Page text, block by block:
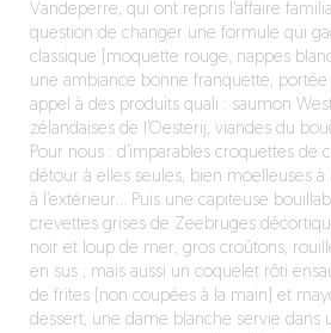
Vandeperre, qui ont repris l’affaire
question de changer une formule qui
classique (moquette rouge, nappes
une ambiance bonne franquette,
appel à des produits quali : saumon
zélandaises de l’Oesterij, viandes du
Pour nous : d’imparables croquettes de
détour à elles seules, bien moelleuses à
à l’extérieur… Puis une capiteuse
crevettes grises de Zeebruges
noir et loup de mer, gros croûtons,
en sus ; mais aussi un coquelet rôti
de frites (non coupées à la main) et
dessert, une dame blanche servie dans